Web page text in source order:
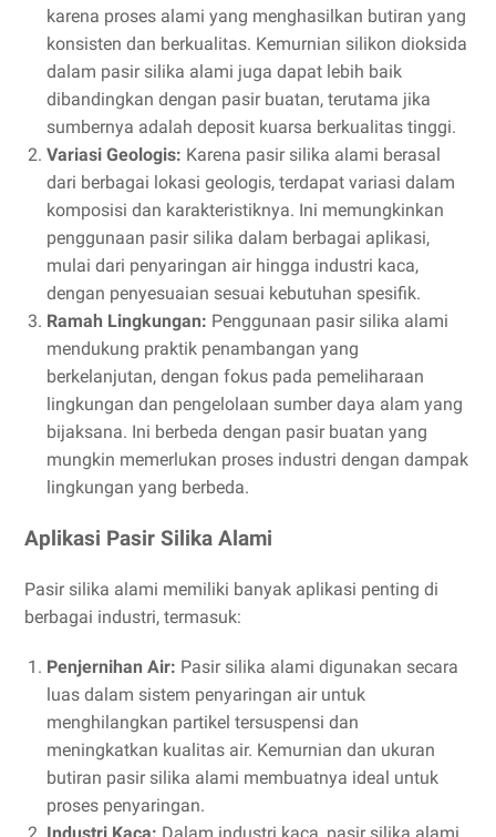
karena proses alami yang menghasilkan butiran yang
konsisten dan berkualitas. Kemurnian silikon dioksida
dalam pasir silika alami juga dapat lebih baik
dibandingkan dengan pasir buatan, terutama jika
sumbernya adalah deposit kuarsa berkualitas tinggi.
Variasi Geologis: Karena pasir silika alami berasal
dari berbagai lokasi geologis, terdapat variasi dalam
komposisi dan karakteristiknya. Ini memungkinkan
penggunaan pasir silika dalam berbagai aplikasi,
mulai dari penyaringan air hingga industri kaca,
dengan penyesuaian sesuai kebutuhan spesifik.
Ramah Lingkungan: Penggunaan pasir silika alami
mendukung praktik penambangan yang
berkelanjutan, dengan fokus pada pemeliharaan
lingkungan dan pengelolaan sumber daya alam yang
bijaksana. Ini berbeda dengan pasir buatan yang
mungkin memerlukan proses industri dengan dampak
lingkungan yang berbeda.
Aplikasi Pasir Silika Alami
Pasir silika alami memiliki banyak aplikasi penting di
berbagai industri, termasuk:
Penjernihan Air: Pasir silika alami digunakan secara
luas dalam sistem penyaringan air untuk
menghilangkan partikel tersuspensi dan
meningkatkan kualitas air. Kemurnian dan ukuran
butiran pasir silika alami membuatnya ideal untuk
proses penyaringan.